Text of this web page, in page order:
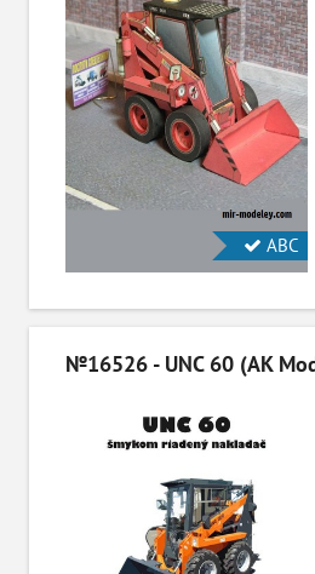
АВС
№16526 - UNC 60 (AK